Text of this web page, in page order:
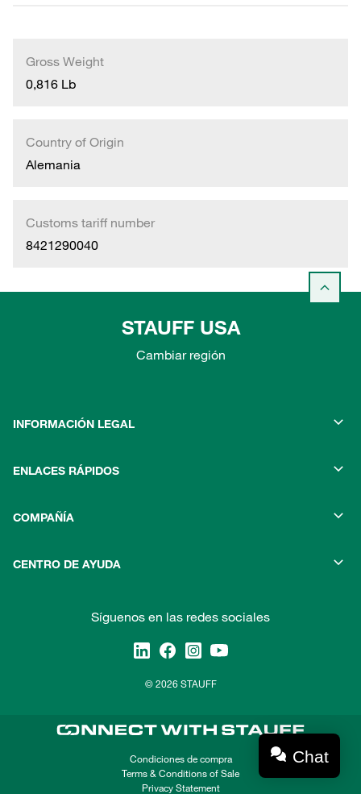
Gross Weight
0,816 Lb
Country of Origin
Alemania
Customs tariff number
8421290040
STAUFF USA
Cambiar región
INFORMACIÓN LEGAL
ENLACES RÁPIDOS
COMPAÑÍA
CENTRO DE AYUDA
Síguenos en las redes sociales
© 2026 STAUFF
Condiciones de compra
Terms & Conditions of Sale
Privacy Statement
Chat